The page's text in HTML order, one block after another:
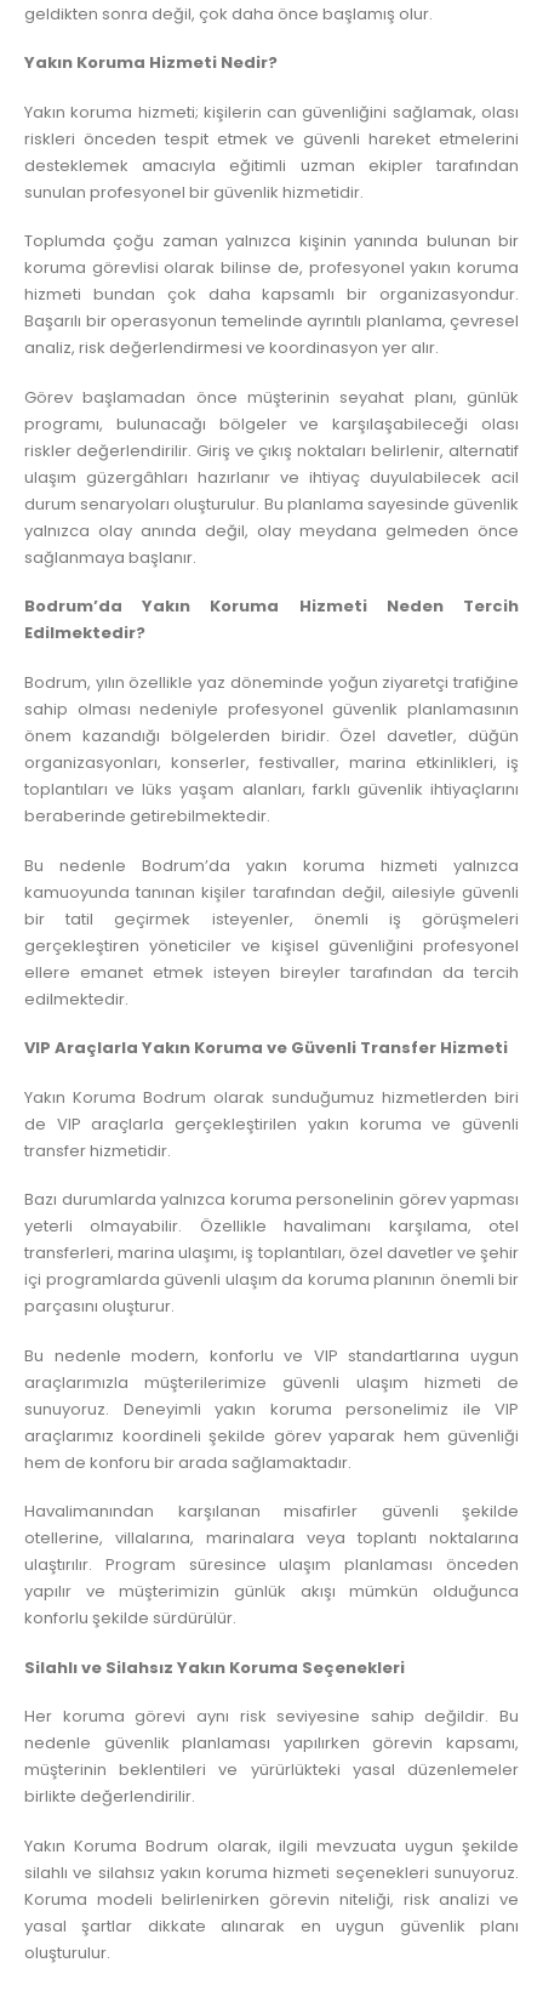
geldikten sonra değil, çok daha önce başlamış olur.
Yakın Koruma Hizmeti Nedir?
Yakın koruma hizmeti; kişilerin can güvenliğini sağlamak, olası
riskleri önceden tespit etmek ve güvenli hareket etmelerini
desteklemek amacıyla eğitimli uzman ekipler tarafından
sunulan profesyonel bir güvenlik hizmetidir.
Toplumda çoğu zaman yalnızca kişinin yanında bulunan bir
koruma görevlisi olarak bilinse de, profesyonel yakın koruma
hizmeti bundan çok daha kapsamlı bir organizasyondur.
Başarılı bir operasyonun temelinde ayrıntılı planlama, çevresel
analiz, risk değerlendirmesi ve koordinasyon yer alır.
Görev başlamadan önce müşterinin seyahat planı, günlük
programı, bulunacağı bölgeler ve karşılaşabileceği olası
riskler değerlendirilir. Giriş ve çıkış noktaları belirlenir, alternatif
ulaşım güzergâhları hazırlanır ve ihtiyaç duyulabilecek acil
durum senaryoları oluşturulur. Bu planlama sayesinde güvenlik
yalnızca olay anında değil, olay meydana gelmeden önce
sağlanmaya başlanır.
Bodrum’da Yakın Koruma HizmetiNeden Tercih
Edilmektedir?
Bodrum, yılın özellikle yaz döneminde yoğun ziyaretçi trafiğine
sahip olması nedeniyle profesyonel güvenlik planlamasının
önem kazandığı bölgelerden biridir. Özel davetler, düğün
organizasyonları, konserler, festivaller, marina etkinlikleri, iş
toplantıları ve lüks yaşam alanları, farklı güvenlik ihtiyaçlarını
beraberinde getirebilmektedir.
Bu nedenle Bodrum’da yakın koruma hizmeti yalnızca
kamuoyunda tanınan kişiler tarafından değil, ailesiyle güvenli
bir tatil geçirmek isteyenler, önemli iş görüşmeleri
gerçekleştiren yöneticiler ve kişisel güvenliğini profesyonel
ellere emanet etmek isteyen bireyler tarafından da tercih
edilmektedir.
VIP Araçlarla Yakın Koruma ve Güvenli Transfer Hizmeti
Yakın Koruma Bodrum olarak sunduğumuz hizmetlerden biri
de VIP araçlarla gerçekleştirilen yakın koruma ve güvenli
transfer hizmetidir.
Bazı durumlarda yalnızca koruma personelinin görev yapması
yeterli olmayabilir. Özellikle havalimanı karşılama, otel
transferleri, marina ulaşımı, iş toplantıları, özel davetler ve şehir
içi programlarda güvenli ulaşım da koruma planının önemli bir
parçasını oluşturur.
Bu nedenle modern, konforlu ve VIP standartlarına uygun
araçlarımızla müşterilerimize güvenli ulaşım hizmeti de
sunuyoruz. Deneyimli yakın koruma personelimiz ile VIP
araçlarımız koordineli şekilde görev yaparak hem güvenliği
hem de konforu bir arada sağlamaktadır.
Havalimanından karşılanan misafirler güvenli şekilde
otellerine, villalarına, marinalara veya toplantı noktalarına
ulaştırılır. Program süresince ulaşım planlaması önceden
yapılır ve müşterimizin günlük akışı mümkün olduğunca
konforlu şekilde sürdürülür.
Silahlı ve Silahsız Yakın Koruma Seçenekleri
Her koruma görevi aynı risk seviyesine sahip değildir. Bu
nedenle güvenlik planlaması yapılırken görevin kapsamı,
müşterinin beklentileri ve yürürlükteki yasal düzenlemeler
birlikte değerlendirilir.
Yakın Koruma Bodrum olarak, ilgili mevzuata uygun şekilde
silahlı ve silahsız yakın koruma hizmeti seçenekleri sunuyoruz.
Koruma modeli belirlenirken görevin niteliği, risk analizi ve
yasal şartlar dikkate alınarak en uygun güvenlik planı
oluşturulur.